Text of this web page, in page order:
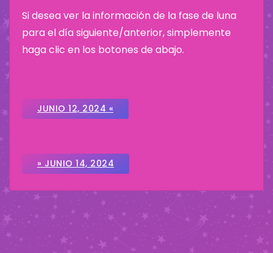
Si desea ver la información de la fase de luna
para el día siguiente/anterior, simplemente
haga clic en los botones de abajo.
JUNIO 12, 2024 «
» JUNIO 14, 2024